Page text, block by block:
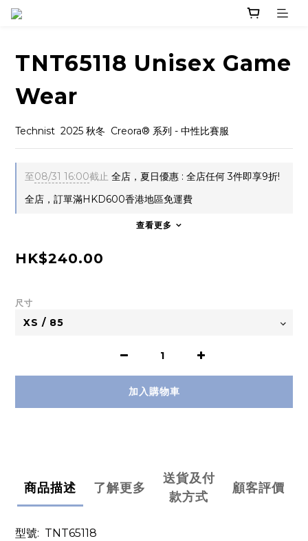
TNT65118 Unisex Game
Wear
Technist  2025 秋冬  Creora® 系列 - 中性比賽服
至08/31 16:00截止 全店，夏日優惠 : 全店任何 3件即享9折!
全店，訂單滿HKD600香港地區免運費
查看更多
HK$240.00
尺寸
加入購物車
商品描述 了解更多
送貨及付
款方式
顧客評價
型號: TNT65118